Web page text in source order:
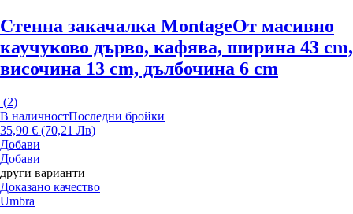
Стенна закачалка MontageОт масивно
каучуково дърво, кафява, ширина 43 cm,
височина 13 cm, дълбочина 6 cm
(2)
В наличностПоследни бройки
35,90 € (70,21 Лв)
Добави
Добави
други варианти
Доказано качество
Umbra